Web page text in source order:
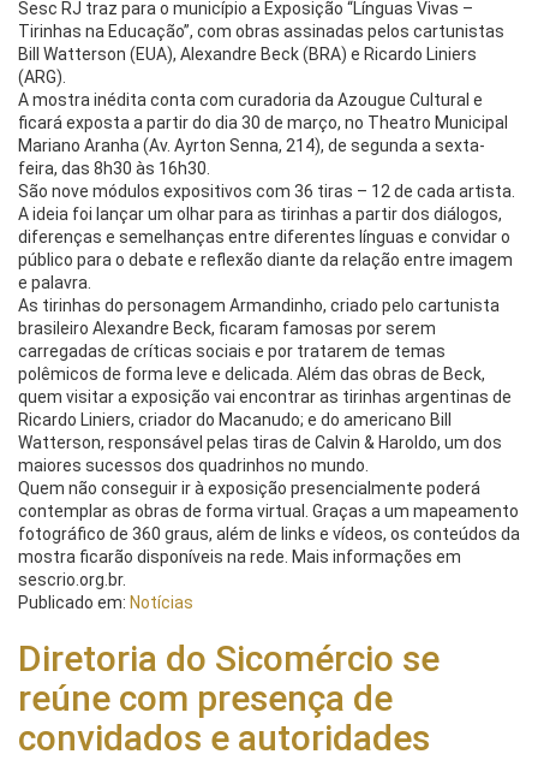
Sesc RJ traz para o município a Exposição “Línguas Vivas –
Tirinhas na Educação”, com obras assinadas pelos cartunistas
Bill Watterson (EUA), Alexandre Beck (BRA) e Ricardo Liniers
(ARG).
A mostra inédita conta com curadoria da Azougue Cultural e
ficará exposta a partir do dia 30 de março, no Theatro Municipal
Mariano Aranha (Av. Ayrton Senna, 214), de segunda a sexta-
feira, das 8h30 às 16h30.
São nove módulos expositivos com 36 tiras – 12 de cada artista.
A ideia foi lançar um olhar para as tirinhas a partir dos diálogos,
diferenças e semelhanças entre diferentes línguas e convidar o
público para o debate e reflexão diante da relação entre imagem
e palavra.
As tirinhas do personagem Armandinho, criado pelo cartunista
brasileiro Alexandre Beck, ficaram famosas por serem
carregadas de críticas sociais e por tratarem de temas
polêmicos de forma leve e delicada. Além das obras de Beck,
quem visitar a exposição vai encontrar as tirinhas argentinas de
Ricardo Liniers, criador do Macanudo; e do americano Bill
Watterson, responsável pelas tiras de Calvin & Haroldo, um dos
maiores sucessos dos quadrinhos no mundo.
Quem não conseguir ir à exposição presencialmente poderá
contemplar as obras de forma virtual. Graças a um mapeamento
fotográfico de 360 graus, além de links e vídeos, os conteúdos da
mostra ficarão disponíveis na rede. Mais informações em
sescrio.org.br.
Publicado em: Notícias
Diretoria do Sicomércio se
reúne com presença de
convidados e autoridades